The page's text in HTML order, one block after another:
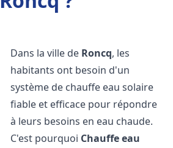
Dans la ville de Roncq, les
habitants ont besoin d'un
système de chauffe eau solaire
fiable et efficace pour répondre
à leurs besoins en eau chaude.
C'est pourquoi Chauffe eau